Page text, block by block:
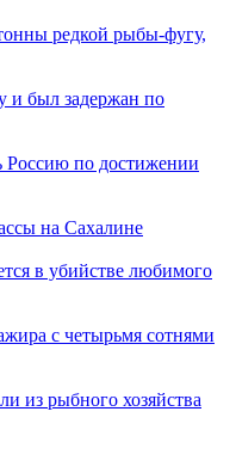
редкой рыбы-фугу,
и был задержан по
Россию по достижении
на Сахалине
в убийстве любимого
с четырьмя сотнями
из рыбного хозяйства